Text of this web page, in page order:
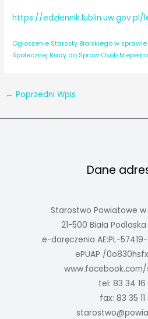
https://edziennik.lublin.uw.gov.pl/
Ogłoszenie Starosty Bialskiego w
Społecznej Rady do Spraw Osób
← Poprzedni Wpis
Dane
Starostwo Powiatowe w
21-500 Biała
e-doręczenia AE:PL-
ePUAP /
tel: 83 34
fax: 83 35 11